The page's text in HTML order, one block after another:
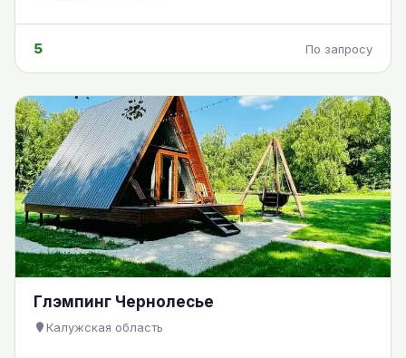
5 По запросу
Глэмпинг Чернолесье
Калужская область